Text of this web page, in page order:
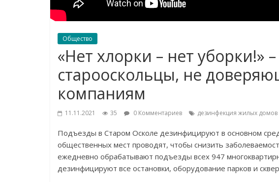
Общество
«Нет хлорки – нет уборки!»
старооскольцы, не
компаниям
11.11.2021 35 0 Комментариев дезинфекция жилых домов
Подъезды в Старом Осколе дезинфицируют в основном
общественных мест проводят, чтобы снизить
ежедневно обрабатывают подъезды всех 947
дезинфицируют все остановки, оборудование парков и